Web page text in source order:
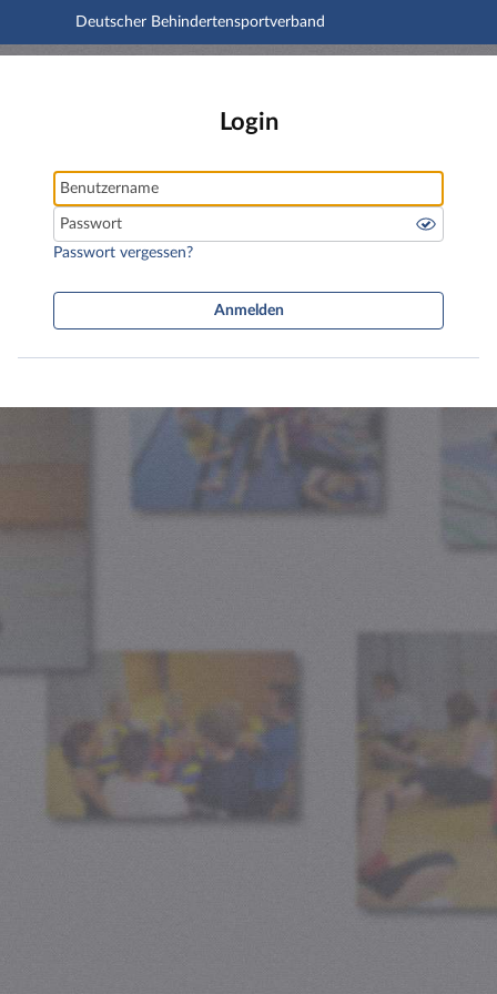
Hauptnavigation
Deutscher Behindertensportverband
Login
Benutzername
Passwort
Passwort vergessen?
Anmelden